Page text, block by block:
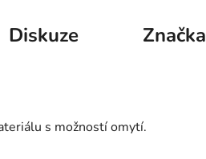
Diskuze Značka
s možností omytí.